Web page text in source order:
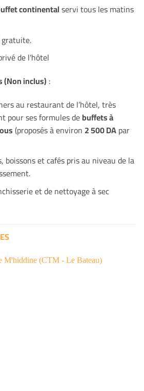
continentalservi tous les matins
de l’hôtel
(Non inclus) :
au restaurant de l’hôtel, très
pour ses formules debuffets à
(proposés à environ 2 500 DApar
boissons et cafés pris au niveau de la
et de nettoyage à sec